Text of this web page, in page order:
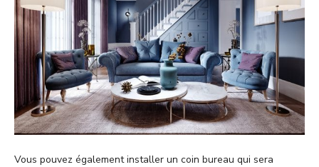
Vous pouvez également installer un coin bureau qui sera